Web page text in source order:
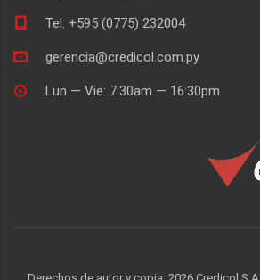
Tel: +595 (0775) 232004
gerencia@credicol.com.py
Lun — Vie: 7:30am — 16:30pm